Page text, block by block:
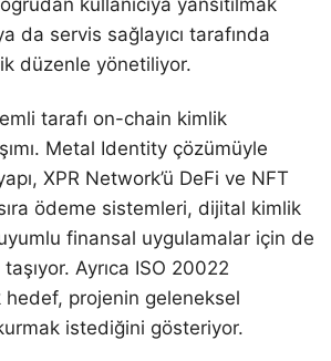
kullanıcıya yansıtılmak
da servis sağlayıcı tarafında
düzenle yönetiliyor.
tarafı on-chain kimlik
Metal Identity çözümüyle
XPR Network’ü DeFi ve NFT
ödeme sistemleri, dijital kimlik
finansal uygulamalar için de
Ayrıca ISO 20022
hedef, projenin geleneksel
istediğini gösteriyor.